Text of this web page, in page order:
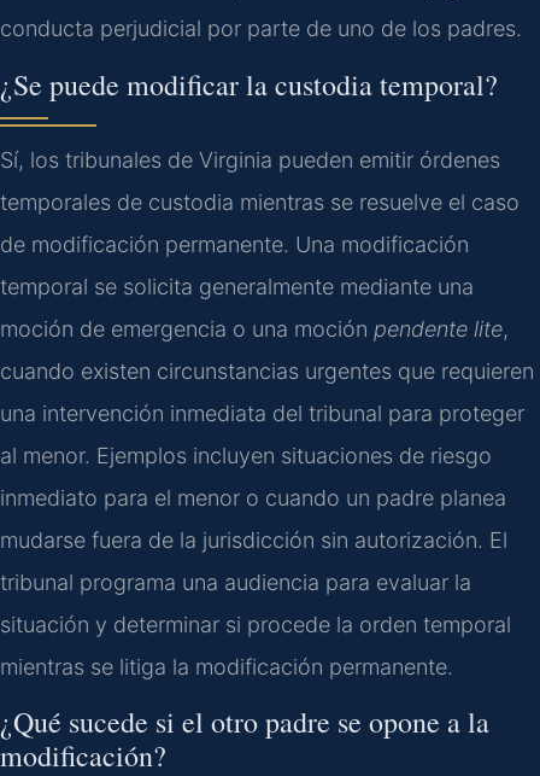
conducta perjudicial por parte de uno de los padres.
¿Se puede modificar la custodia temporal?
Sí, los tribunales de Virginia pueden emitir órdenes
temporales de custodia mientras se resuelve el caso
de modificación permanente. Una modificación
temporal se solicita generalmente mediante una
moción de emergencia o una moción pendente lite,
cuando existen circunstancias urgentes que requieren
una intervención inmediata del tribunal para proteger
al menor. Ejemplos incluyen situaciones de riesgo
inmediato para el menor o cuando un padre planea
mudarse fuera de la jurisdicción sin autorización. El
tribunal programa una audiencia para evaluar la
situación y determinar si procede la orden temporal
mientras se litiga la modificación permanente.
¿Qué sucede si el otro padre se opone a la
modificación?